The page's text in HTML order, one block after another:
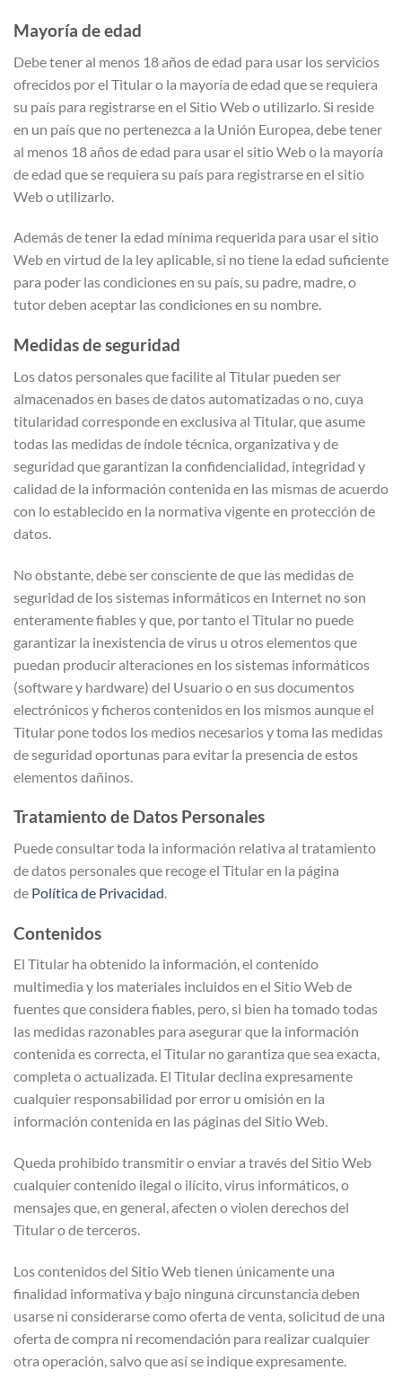
Mayoría de edad
Debe tener al menos 18 años de edad para usar los servicios
ofrecidos por el Titular o la mayoría de edad que se requiera
su país para registrarse en el Sitio Web o utilizarlo. Si reside
en un país que no pertenezca a la Unión Europea, debe tener
al menos 18 años de edad para usar el sitio Web o la mayoría
de edad que se requiera su país para registrarse en el sitio
Web o utilizarlo.
Además de tener la edad mínima requerida para usar el sitio
Web en virtud de la ley aplicable, si no tiene la edad suficiente
para poder las condiciones en su país, su padre, madre, o
tutor deben aceptar las condiciones en su nombre.
Medidas de seguridad
Los datos personales que facilite al Titular pueden ser
almacenados en bases de datos automatizadas o no, cuya
titularidad corresponde en exclusiva al Titular, que asume
todas las medidas de índole técnica, organizativa y de
seguridad que garantizan la confidencialidad, integridad y
calidad de la información contenida en las mismas de acuerdo
con lo establecido en la normativa vigente en protección de
datos.
No obstante, debe ser consciente de que las medidas de
seguridad de los sistemas informáticos en Internet no son
enteramente fiables y que, por tanto el Titular no puede
garantizar la inexistencia de virus u otros elementos que
puedan producir alteraciones en los sistemas informáticos
(software y hardware) del Usuario o en sus documentos
electrónicos y ficheros contenidos en los mismos aunque el
Titular pone todos los medios necesarios y toma las medidas
de seguridad oportunas para evitar la presencia de estos
elementos dañinos.
Tratamiento de Datos Personales
Puede consultar toda la información relativa al tratamiento
de datos personales que recoge el Titular en la página
de Política de Privacidad.
Contenidos
El Titular ha obtenido la información, el contenido
multimedia y los materiales incluidos en el Sitio Web de
fuentes que considera fiables, pero, si bien ha tomado todas
las medidas razonables para asegurar que la información
contenida es correcta, el Titular no garantiza que sea exacta,
completa o actualizada. El Titular declina expresamente
cualquier responsabilidad por error u omisión en la
información contenida en las páginas del Sitio Web.
Queda prohibido transmitir o enviar a través del Sitio Web
cualquier contenido ilegal o ilícito, virus informáticos, o
mensajes que, en general, afecten o violen derechos del
Titular o de terceros.
Los contenidos del Sitio Web tienen únicamente una
finalidad informativa y bajo ninguna circunstancia deben
usarse ni considerarse como oferta de venta, solicitud de una
oferta de compra ni recomendación para realizar cualquier
otra operación, salvo que así se indique expresamente.